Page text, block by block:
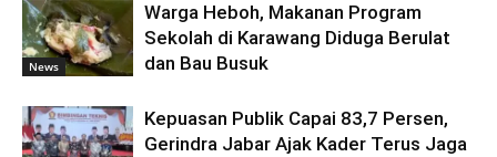
News
Warga Heboh, Makanan Program
Sekolah di Karawang Diduga Berulat
dan Bau Busuk
Kepuasan Publik Capai 83,7 Persen,
Gerindra Jabar Ajak Kader Terus Jaga